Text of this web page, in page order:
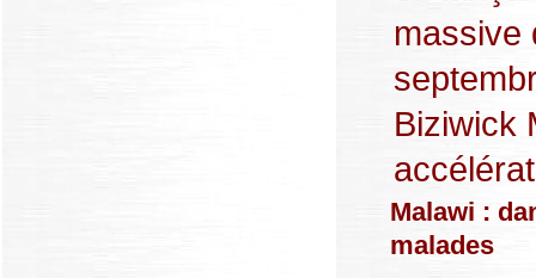
massive
Biziwick
Malawi :
malades